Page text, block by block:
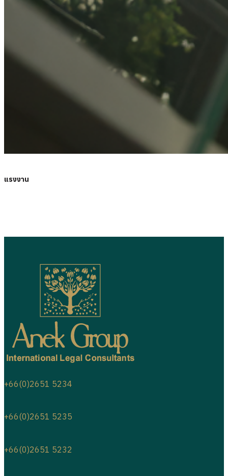
แรงงาน
+66(0)2651 5234
+66(0)2651 5235
+66(0)2651 5232